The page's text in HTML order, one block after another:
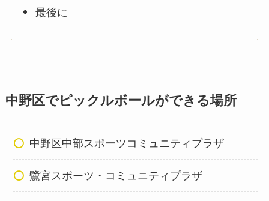
最後に
中野区でピックルボールができる場所
中野区中部スポーツコミュニティプラザ
鷺宮スポーツ・コミュニティプラザ